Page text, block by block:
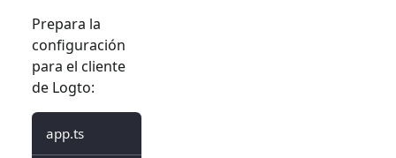
Prepara la
configuración
para el cliente
de Logto:
app.ts